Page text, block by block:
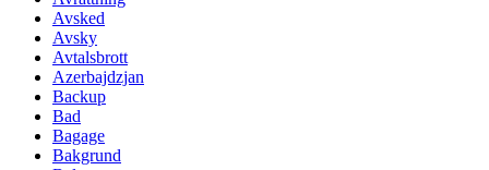
Avsked
Avsky
Avtalsbrott
Azerbajdzjan
Backup
Bad
Bagage
Bakgrund